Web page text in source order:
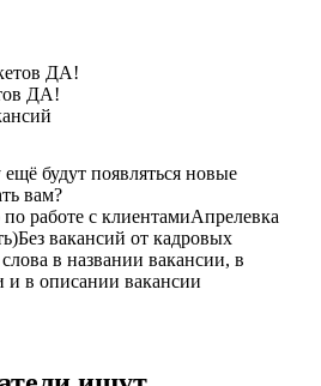
ДА!
будут появляться новые
вам?
работе с клиентамиАпрелевка
Без вакансий от кадровых
в названии вакансии, в
и в описании вакансии